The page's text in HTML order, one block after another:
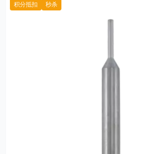
积分抵扣 秒杀